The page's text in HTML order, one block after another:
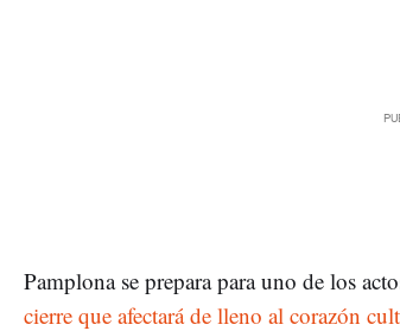
Pamplona se prepara para uno de los
cierre que afectará de lleno al corazón